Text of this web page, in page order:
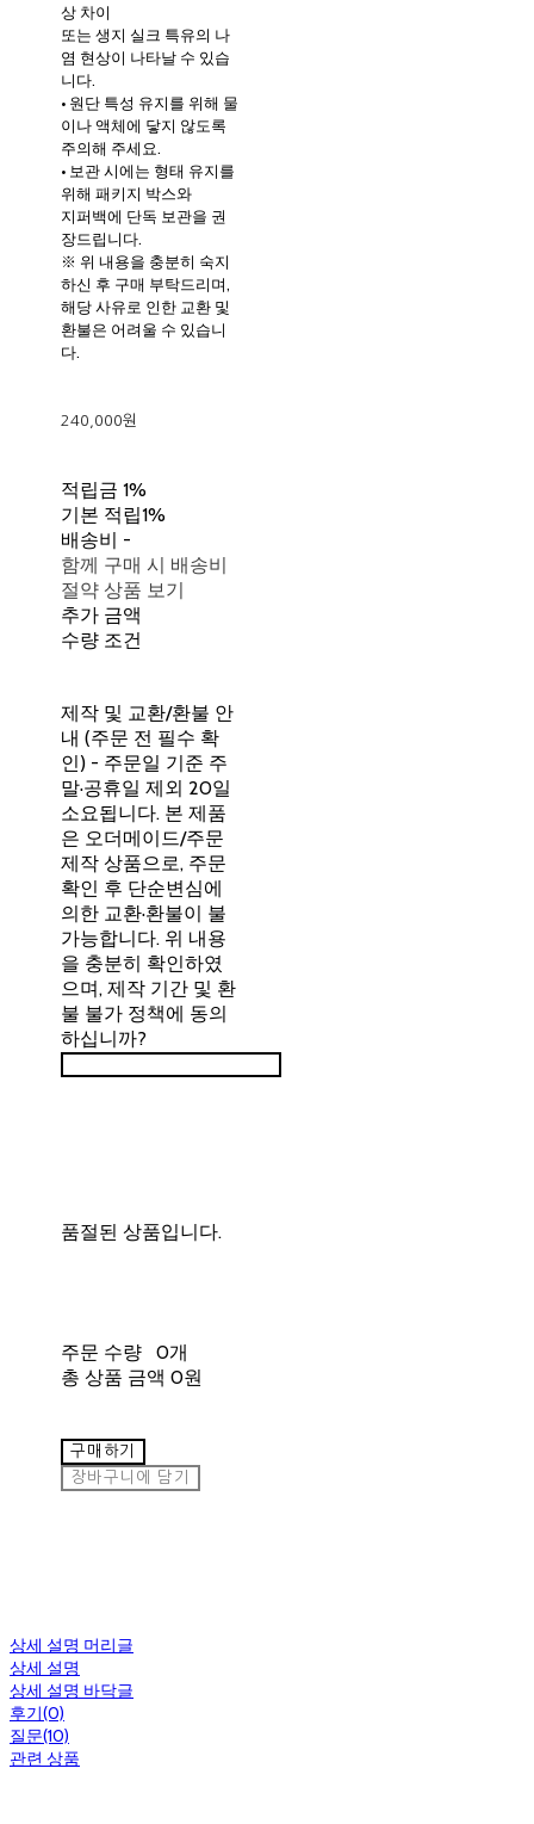
상 차이
또는 생지 실크 특유의 나
염 현상이 나타날 수 있습
니다.
• 원단 특성 유지를 위해 물
이나 액체에 닿지 않도록
주의해 주세요.
• 보관 시에는 형태 유지를
위해 패키지 박스와
지퍼백에 단독 보관을 권
장드립니다.
※ 위 내용을 충분히 숙지
하신 후 구매 부탁드리며,
해당 사유로 인한 교환 및
환불은 어려울 수 있습니
다.
240,000원
적립금 1%
기본 적립1%
배송비 -
함께 구매 시 배송비
절약 상품 보기
추가 금액
수량 조건
제작 및 교환/환불 안
내 (주문 전 필수 확
인) - 주문일 기준 주
말·공휴일 제외 20일
소요됩니다. 본 제품
은 오더메이드/주문
제작 상품으로, 주문
확인 후 단순변심에
의한 교환·환불이 불
가능합니다. 위 내용
을 충분히 확인하였
으며, 제작 기간 및 환
불 불가 정책에 동의
하십니까?
품절된 상품입니다.
주문 수량
0개
총 상품 금액 0원
구매하기
장바구니에 담기
상세 설명 머리글
상세 설명
상세 설명 바닥글
후기(0)
질문(10)
관련 상품